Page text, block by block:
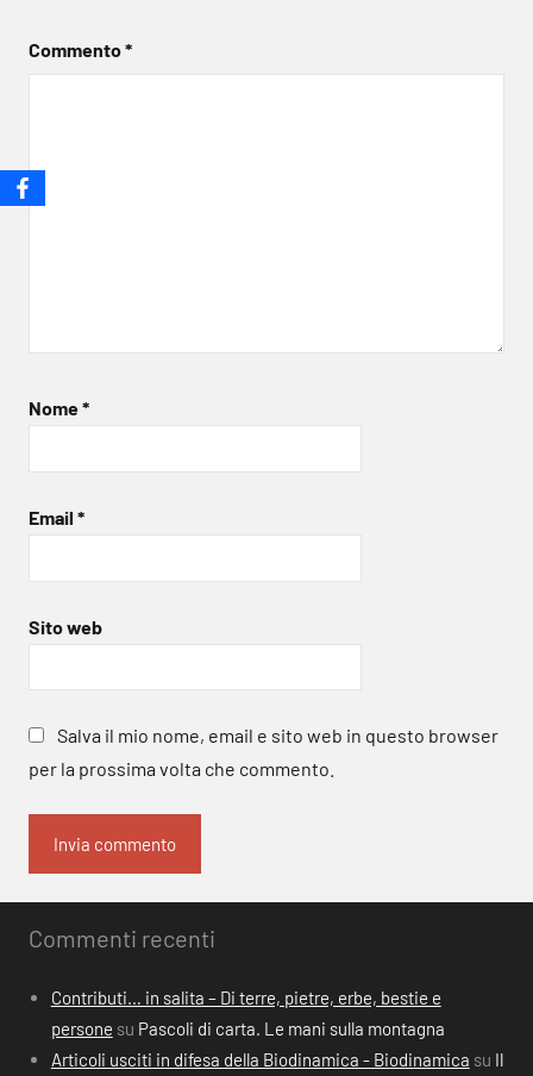
Commento*
Nome*
Email *
Sito web
Salva il mio nome, email e sito web in questo browser
per la prossima volta che commento.
Commenti recenti
Contributi… in salita – Di terre, pietre, erbe, bestie e
persone su Pascoli di carta. Le mani sulla montagna
Articoli usciti in difesa della Biodinamica - Biodinamica su Il